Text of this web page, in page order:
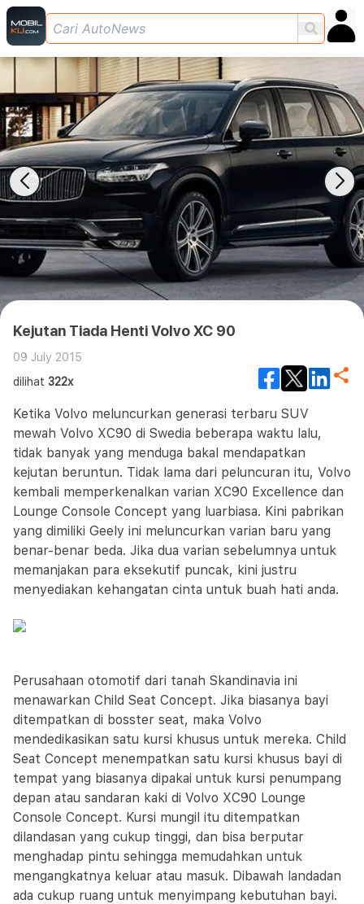
Kejutan Tiada Henti Volvo XC 90
09 July 2015
dilihat 322x
Ketika Volvo meluncurkan generasi terbaru SUV
mewah Volvo XC90 di Swedia beberapa waktu lalu,
tidak banyak yang menduga bakal mendapatkan
kejutan beruntun. Tidak lama dari peluncuran itu, Volvo
kembali memperkenalkan varian XC90 Excellence dan
Lounge Console Concept yang luarbiasa. Kini pabrikan
yang dimiliki Geely ini meluncurkan varian baru yang
benar-benar beda. Jika dua varian sebelumnya untuk
memanjakan para eksekutif puncak, kini justru
menyediakan kehangatan cinta untuk buah hati anda.
Perusahaan otomotif dari tanah Skandinavia ini
menawarkan Child Seat Concept. Jika biasanya bayi
ditempatkan di bosster seat, maka Volvo
mendedikasikan satu kursi khusus untuk mereka. Child
Seat Concept menempatkan satu kursi khusus bayi di
tempat yang biasanya dipakai untuk kursi penumpang
depan atau sandaran kaki di Volvo XC90 Lounge
Console Concept. Kursi mungil itu ditempatkan
dilandasan yang cukup tinggi, dan bisa berputar
menghadap pintu sehingga memudahkan untuk
mengangkatnya keluar atau masuk. Dibawah landadan
ada cukup ruang untuk menyimpang kebutuhan bayi.